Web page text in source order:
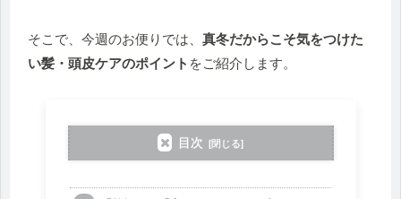
そこで、今週のお便りでは、 真冬だからこそ気をつけた
い髪・頭皮ケアのポイント をご紹介します。
目次